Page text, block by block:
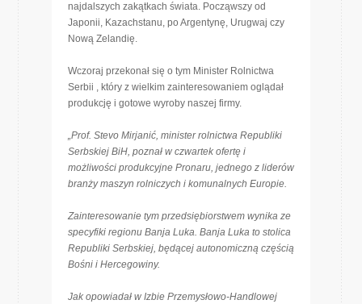
najdalszych zakątkach świata. Począwszy od
Japonii, Kazachstanu, po Argentynę, Urugwaj czy
Nową Zelandię.
Wczoraj przekonał się o tym Minister Rolnictwa
Serbii , który z wielkim zainteresowaniem oglądał
produkcję i gotowe wyroby naszej firmy.
„Prof. Stevo Mirjanić, minister rolnictwa Republiki
Serbskiej BiH, poznał w czwartek ofertę i
możliwości produkcyjne Pronaru, jednego z liderów
branży maszyn rolniczych i komunalnych Europie.
Zainteresowanie tym przedsiębiorstwem wynika ze
specyfiki regionu Banja Luka. Banja Luka to stolica
Republiki Serbskiej, będącej autonomiczną częścią
Bośni i Hercegowiny.
Jak opowiadał w Izbie Przemysłowo-Handlowej